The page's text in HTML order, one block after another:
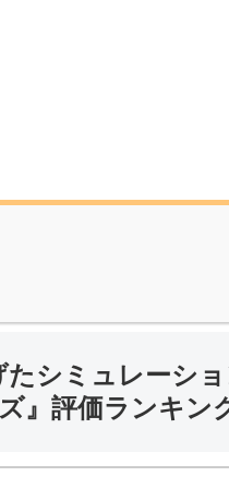
シミュレーシ
』評価ランキン